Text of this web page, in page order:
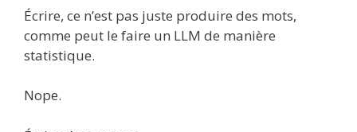
Écrire, ce n’est pas juste produire des mots,
comme peut le faire un LLM de manière
statistique.
Nope.